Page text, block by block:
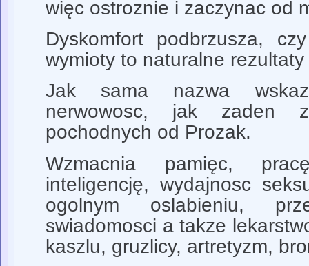
więc ostroznie i zaczynac od
Dyskomfort podbrzusza,
wymioty to naturalne
Jak sama nazwa
nerwowosc, jak zaden z
pochodnych od Prozak.
Wzmacnia pamięc,
inteligencję, wydajnosc
ogolnym oslabieniu,
swiadomosci a takze
kaszlu, gruzlicy, artretyzm,